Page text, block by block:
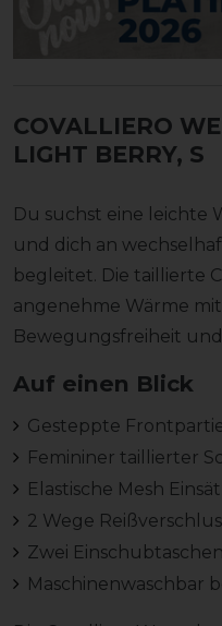
COVALLIERO
LIGHT BERRY, S
Du suchst eine leichte
und dich an
begleitet. Die taillierte
angenehme Wärme
Bewegungsfreiheit
Auf einen Blick
Gesteppte
Femininer taillierter
Elastische Mesh
2 Wege
Zwei
Maschinenwaschbar